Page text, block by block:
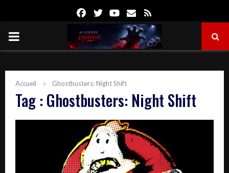
FacebookTwitterYoutube
Email
PRIMARY
Accueil Ghostbusters: Night Shift
Tag : Ghostbusters: Night Shift